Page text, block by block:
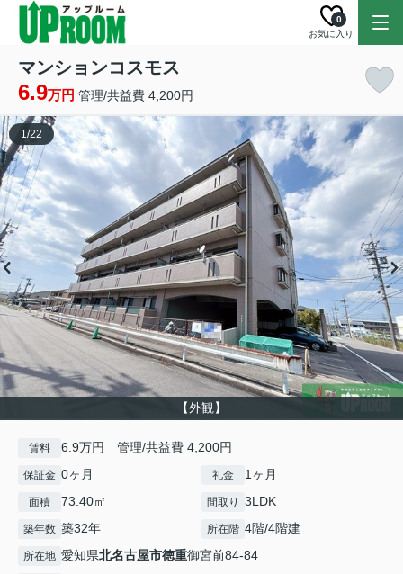
お気に入り
0
マンションコスモス
6.9万円 管理/共益費 4,200円
【外観】
1/22
賃料 6.9万円 管理/共益費 4,200円
保証金 0ヶ月 礼金 1ヶ月
面積 73.40㎡ 間取り 3LDK
築年数 築32年 所在階 4階/4階建
所在地 愛知県北名古屋市徳重御宮前84-84